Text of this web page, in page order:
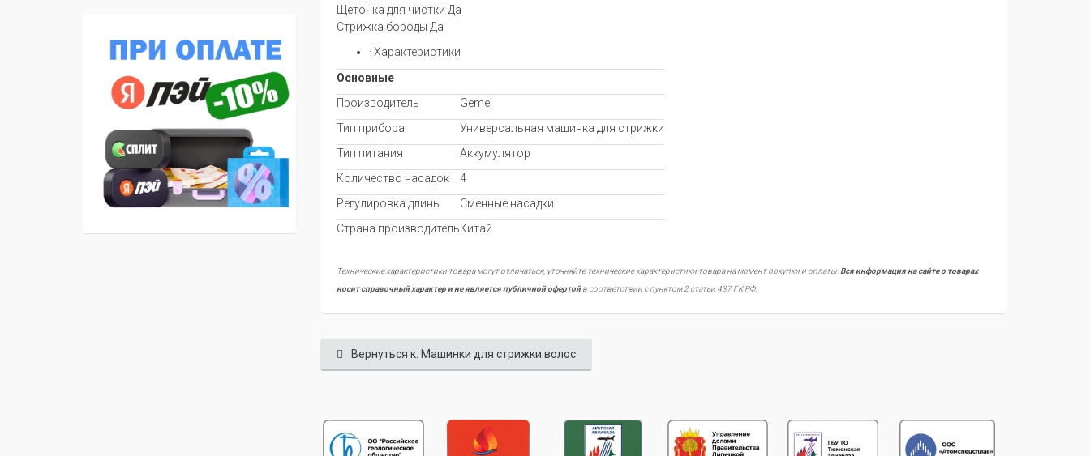
Щеточка для чистки Да
Стрижка бороды Да
· Характеристики
Основные
Производитель
Gemei
Тип прибора
Универсальная машинка для стрижки
Тип питания
Аккумулятор
Количество насадок
4
Регулировка длины
Сменные насадки
Страна производительКитай
Технические характеристики товара могут отличаться, уточняйте технические характеристики товара на момент покупки и оплаты. Вся информация на сайте о товарах
носит справочный характер и не является публичной офертойв соответствии с пунктом 2 статьи 437 ГК РФ.
Вернуться к: Машинки для стрижки волос